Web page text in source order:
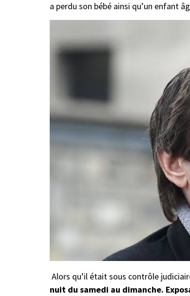
a perdu son bébé ainsi qu’un enfant
Alors qu’il était sous contrôle
nuit du samedi au dimanche.